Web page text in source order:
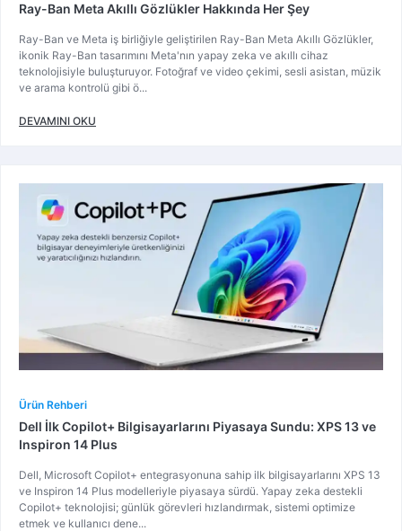
Ray-Ban Meta Akıllı Gözlükler Hakkında Her Şey
Ray-Ban ve Meta iş birliğiyle geliştirilen Ray-Ban Meta Akıllı Gözlükler,
ikonik Ray-Ban tasarımını Meta'nın yapay zeka ve akıllı cihaz
teknolojisiyle buluşturuyor. Fotoğraf ve video çekimi, sesli asistan, müzik
ve arama kontrolü gibi ö...
DEVAMINI OKU
Ürün Rehberi
Dell İlk Copilot+ Bilgisayarlarını Piyasaya Sundu: XPS 13 ve
Inspiron 14 Plus
Dell, Microsoft Copilot+ entegrasyonuna sahip ilk bilgisayarlarını XPS 13
ve Inspiron 14 Plus modelleriyle piyasaya sürdü. Yapay zeka destekli
Copilot+ teknolojisi; günlük görevleri hızlandırmak, sistemi optimize
etmek ve kullanıcı dene...